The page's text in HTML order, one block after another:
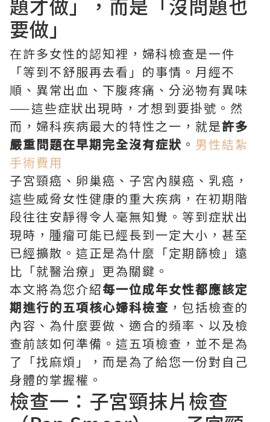
題才做」，而是「沒問題也
要做」
在許多女性的認知裡，婦科檢查是一件
「等到不舒服再去看」的事情。月經不
順、異常出血、下腹疼痛、分泌物有異味
——這些症狀出現時，才想到要掛號。然
而，婦科疾病最大的特性之一，就是許多
嚴重問題在早期完全沒有症狀 。 男性結紮
手術費用
子宮頸癌、卵巢癌、子宮內膜癌、乳癌，
這些威脅女性健康的重大疾病，在初期階
段往往安靜得令人毫無知覺。等到症狀出
現時，腫瘤可能已經長到一定大小，甚至
已經擴散。這正是為什麼「定期篩檢」遠
比「就醫治療」更為關鍵。
本文將為您介紹每一位成年女性都應該定
期進行的五項核心婦科檢查 ，包括檢查的
內容、為什麼要做、適合的頻率、以及檢
查前該如何準備。這五項檢查，並不是為
了「找麻煩」，而是為了給您一份對自己
身體的掌握權。
檢查一：子宮頸抹片檢查